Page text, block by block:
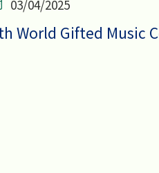
03/04/2025
World Gifted Music